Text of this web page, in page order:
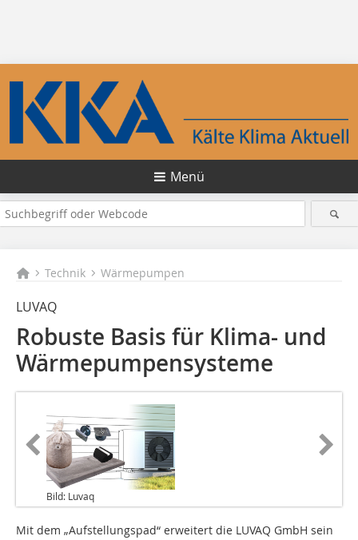
Menü
Technik Wärmepumpen
LUVAQ
Robuste Basis für Klima- und
Wärmepumpensysteme
Bild: Luvaq
Mit dem „Aufstellungspad“ erweitert die LUVAQ GmbH sein